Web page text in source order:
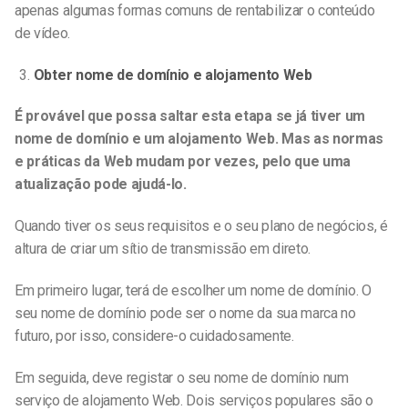
apenas algumas formas comuns de rentabilizar o conteúdo
de vídeo.
Obter nome de domínio e alojamento Web
É provável que possa saltar esta etapa se já tiver um
nome de domínio e um alojamento Web. Mas as normas
e práticas da Web mudam por vezes, pelo que uma
atualização pode ajudá-lo.
Quando tiver os seus requisitos e o seu plano de negócios, é
altura de criar um sítio de transmissão em direto.
Em primeiro lugar, terá de escolher um nome de domínio. O
seu nome de domínio pode ser o nome da sua marca no
futuro, por isso, considere-o cuidadosamente.
Em seguida, deve registar o seu nome de domínio num
serviço de alojamento Web. Dois serviços populares são o